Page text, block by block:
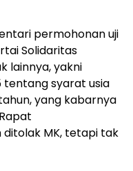
permohonan uji
Solidaritas
lainnya, yakni
tentang syarat usia
yang kabarnya
MK, tetapi tak